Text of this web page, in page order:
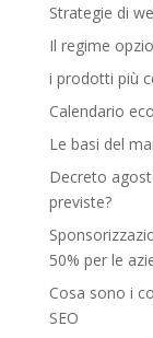
Strategie di
Il regime
i prodotti più
Calendario
Le basi del
Decreto
previste?
50% per le
Cosa sono i
SEO